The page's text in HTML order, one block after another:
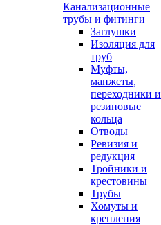
Канализационные
трубы и фитинги
Заглушки
Изоляция для
труб
Муфты,
манжеты,
переходники и
резиновые
кольца
Отводы
Ревизия и
редукция
Тройники и
крестовины
Трубы
Хомуты и
крепления